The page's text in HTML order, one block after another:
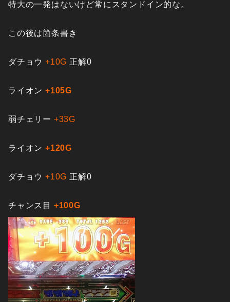
特大の一発はないけど常にスタンドイン的な。
この後は箇条書き
ダチョウ +10G 正解0
ライオン +105G
弱チェリー +33G
ライオン +120G
ダチョウ +10G 正解0
チャンス目 +100G